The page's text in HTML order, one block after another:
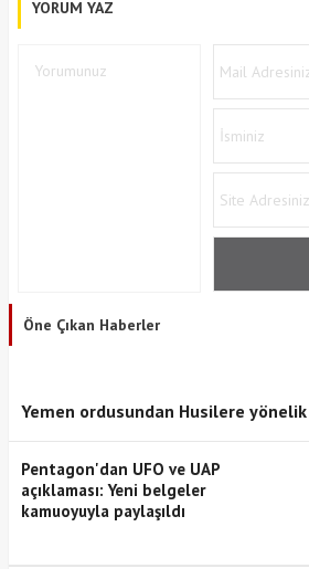
YORUM YAZ
Öne Çıkan Haberler
Yemen ordusundan Husilere
Pentagon'dan UFO ve UAP
açıklaması: Yeni belgeler
kamuoyuyla paylaşıldı